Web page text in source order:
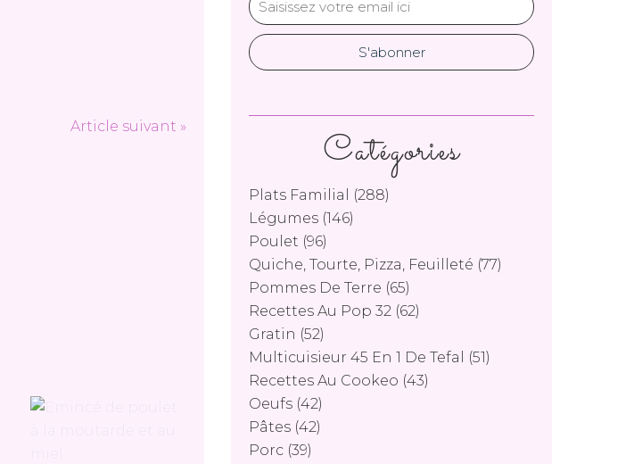
Article suivant » Catégories
Plats Familial
(288)
Légumes (146)
Poulet (96)
Quiche, Tourte, Pizza, Feuilleté (77)
Pommes De Terre (65)
Recettes Au Pop 32 (62)
Gratin (52)
Multicuisieur 45 En 1 De Tefal
(51)
Recettes Au Cookeo (43)
Oeufs (42)
Pâtes (42)
Porc (39)